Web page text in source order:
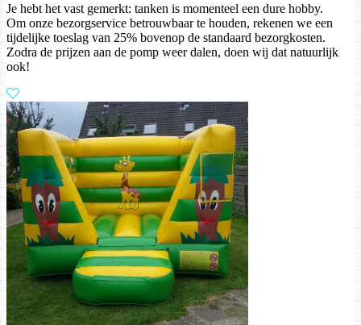
Je hebt het vast gemerkt: tanken is momenteel een dure hobby.
Om onze bezorgservice betrouwbaar te houden, rekenen we een
tijdelijke toeslag van 25% bovenop de standaard bezorgkosten.
Zodra de prijzen aan de pomp weer dalen, doen wij dat natuurlijk
ook!